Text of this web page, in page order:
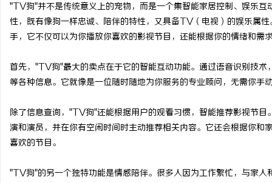
"TV狗"并不是传统意义上的宠物，而是一个集智能家居控制、娱乐
性，既有像狗一样忠诚、陪伴的特性，又具备TV（电视）的娱乐属
手，它不仅可以为你播放你喜欢的影视节目，还能根据你的情绪和需
首先，"TV狗"最大的卖点在于它的智能互动功能。通过语音识别技
等各种信息。它就像是一位随时随地为你服务的专业顾问，无需你
除了信息查询，"TV狗"还能根据用户的观看习惯，智能推荐影视节
演和演员，并在你有空闲时间时主动推荐相关内容。它还会根据你
喜欢的节目。
"TV狗"的另一个独特功能是情感陪伴。很多人因为工作繁忙，与家